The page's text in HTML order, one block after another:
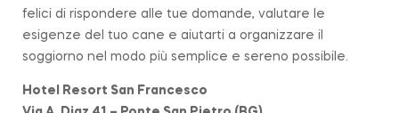
felici di rispondere alle tue domande, valutare le
esigenze del tuo cane e aiutarti a organizzare il
soggiorno nel modo più semplice e sereno possibile.
Hotel Resort San Francesco